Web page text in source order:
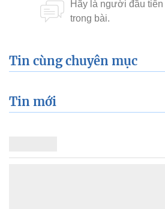
Tin cùng chuyên mục
Tin mới